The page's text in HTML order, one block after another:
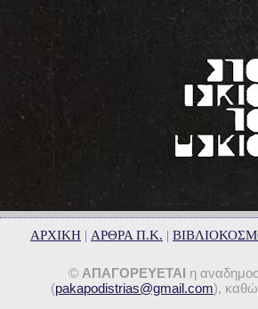
ΑΡΧΙΚΗ | ΑΡΘΡΑ Π.Κ. |
© ΑΠΑΓΟΡΕΥΕΤΑΙ η
(pakapodistrias@gmail.com),